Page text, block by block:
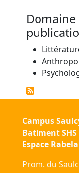
Campus
Batiment SHS
Espace
Prom. du